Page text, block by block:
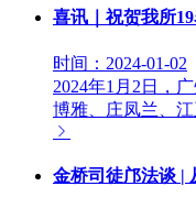
喜讯｜祝贺我所
时间：2024-01-02
2024年1月2日，
博雅、庄凤兰、
金桥司徒邝法谈 |